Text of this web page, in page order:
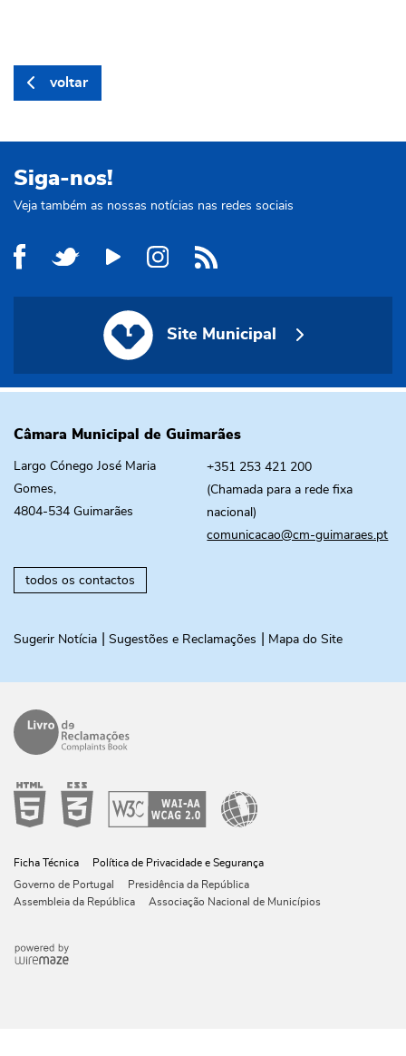
voltar
Siga-nos!
Veja também as nossas notícias nas redes sociais
Site Municipal
Câmara Municipal de Guimarães
Largo Cónego José Maria
Gomes,
4804-534 Guimarães
+351 253 421 200
(Chamada para a rede fixa
nacional)
comunicacao@cm-guimaraes.pt
todos os contactos
Sugerir Notícia Sugestões e Reclamações Mapa do Site
Ficha Técnica
Política de Privacidade e Segurança
Governo de Portugal
Presidência da República
Assembleia da República
Associação Nacional de Municípios